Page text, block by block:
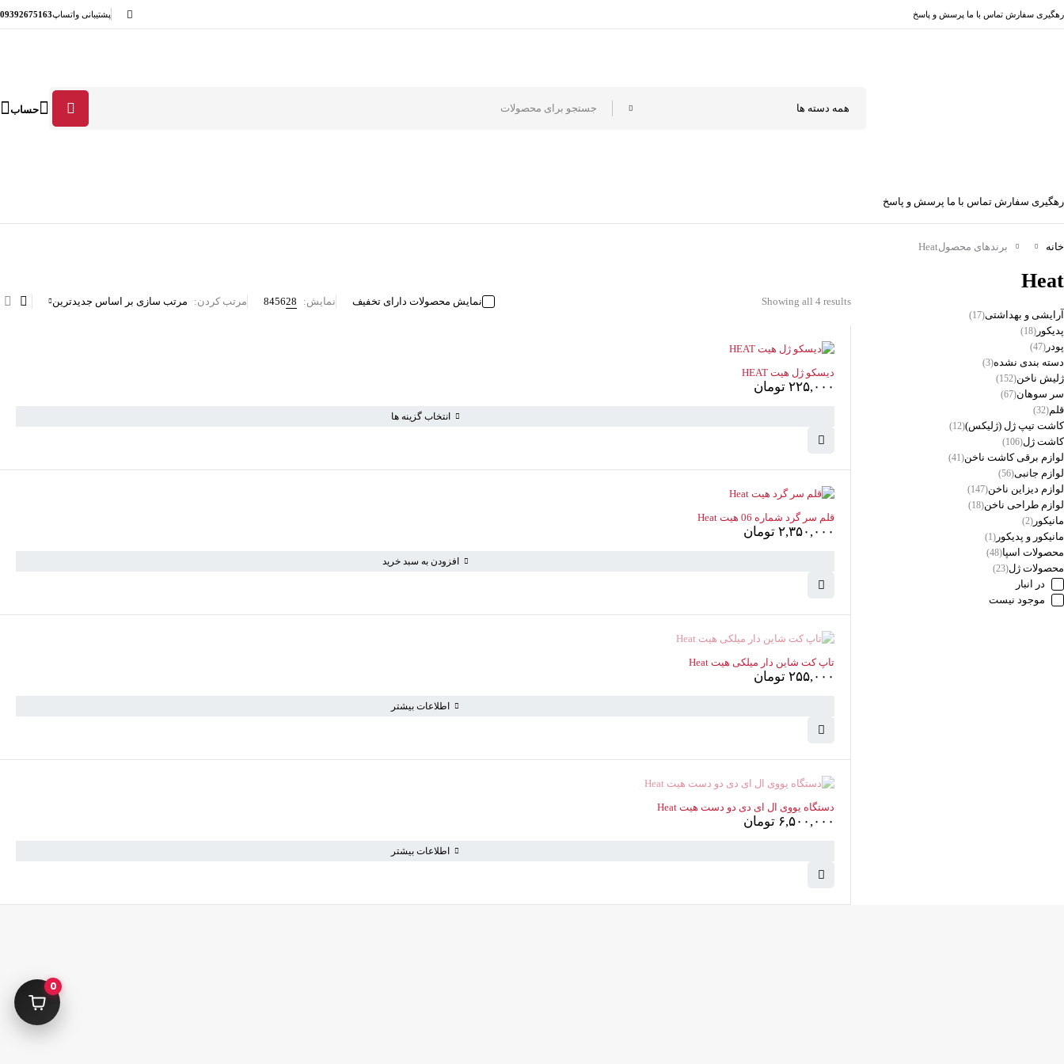
رهگیری سفارش تماس با ما پرسش و پاسخ پشتیبانی واتساپ09392675163
حساب
رهگیری سفارش تماس با ما پرسش و پاسخ
Heat
خانه برندهای محصولHeat
آرایشی و بهداشتی(17)
پدیکور (18)
پودر (47)
دسته بندی نشده(3)
ژلیش ناخن(152)
سر سوهان(67)
قلم(32)
کاشت تیپ‌ ژل (ژلیکس)(12)
کاشت ژل(106)
لوازم برقی کاشت ناخن(41)
لوازم جانبی(56)
لوازم دیزاین ناخن(147)
لوازم طراحی ناخن(18)
مانیکور (2)
مانیکور و پدیکور (1)
محصولات اسپا(48)
محصولات ژل(23)
در انبار
موجود نیست
Showing all 4 results نمایش محصولات دارای تخفیف نمایش: 28
56
84 مرتب کردن مرتب سازی بر اساس جدیدترین
دیسکو ژل هیت HEAT
۲۲۵,۰۰۰ تومان
انتخاب گزینه ها
قلم سر گرد شماره 06 هیت Heat
۲,۳۵۰,۰۰۰ تومان
افزودن به سبد خرید
ناموجود
تاپ کت شاین دار میلکی هیت Heat
۲۵۵,۰۰۰ تومان
اطلاعات بیشتر
ناموجود
دستگاه یووی ال ای دی دو دست هیت Heat
۶,۵۰۰,۰۰۰ تومان
اطلاعات بیشتر
0